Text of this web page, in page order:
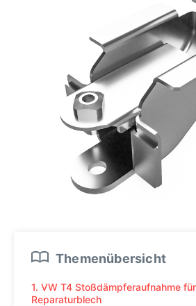
Themenübersicht
1. VW T4 Stoßdämpferaufnahme
Reparaturblech